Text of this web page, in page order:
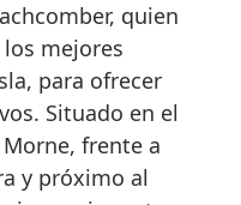
quien
mejores
para ofrecer
Situado en el
frente a
y próximo al